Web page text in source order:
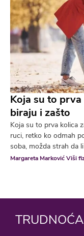
Koja su to prva
biraju i zašto
Koja su to prva kolica
ruci, retko ko odmah
soba, možda strah da li
Margareta Marković Viši